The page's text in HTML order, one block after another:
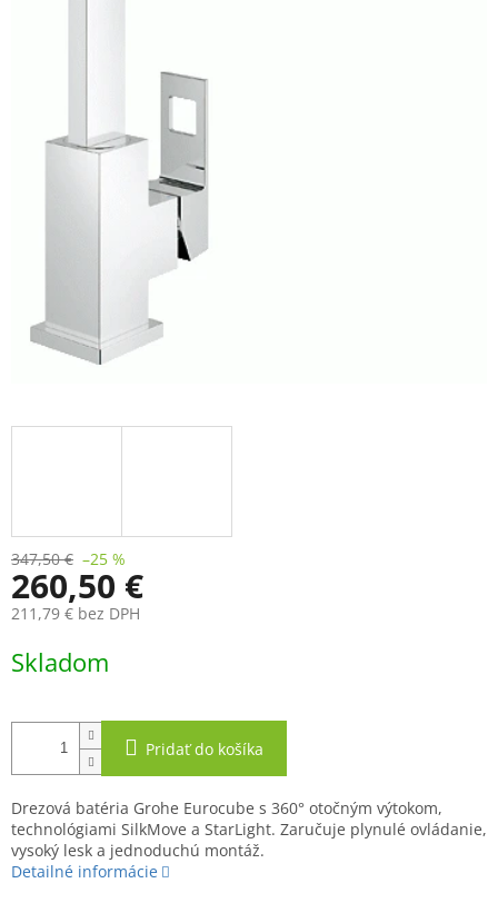
347,50 € –25 %
260,50 €
211,79 € bez DPH
cena:
Skladom
Pridať do košíka
Drezová batéria Grohe Eurocube s 360° otočným výtokom,
technológiami SilkMove a StarLight. Zaručuje plynulé ovládanie,
vysoký lesk a jednoduchú montáž.
Detailné informácie